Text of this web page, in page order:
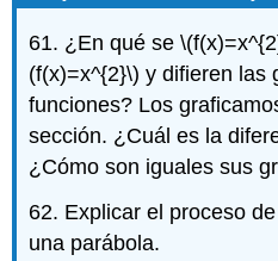
61. ¿En qué se
(f(x)=x^{2}\) y difieren las
funciones? Los
sección. ¿Cuál es la
¿Cómo son iguales sus
62. Explicar el proceso
una parábola.